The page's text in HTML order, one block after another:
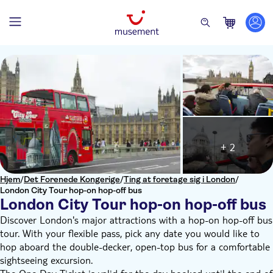
Hjem/Det Forenede Kongerige/Ting at foretage sig i London/
London City Tour hop-on hop-off bus
London City Tour hop-on hop-off bus
+ 2
Discover London's major attractions with a hop-on hop-off bus
tour. With your flexible pass, pick any date you would like to
hop aboard the double-decker, open-top bus for a comfortable
sightseeing excursion.